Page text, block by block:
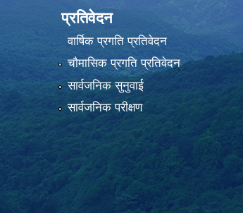
प्रतिवेदन
वार्षिक प्रगति प्रतिवेदन
चौमासिक प्रगति प्रतिवेदन
सार्वजनिक सुनुवाई
सार्वजनिक परीक्षण